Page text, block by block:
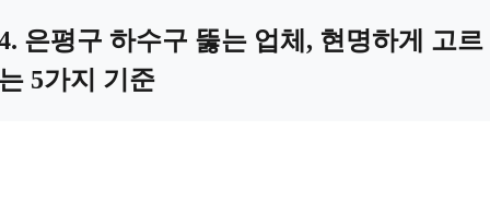
은평구 하수구 뚫는 업체, 현명하게 고르
5가지 기준